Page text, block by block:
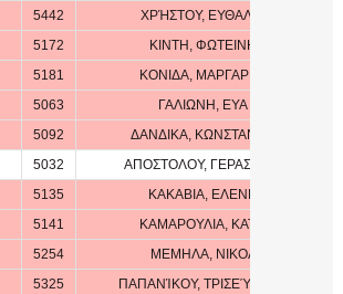
5442
ΧΡΉΣΤΟΥ, ΕΥΘΑΛΊΑ
5172
ΚΙΝΤΗ, ΦΩΤΕΙΝΗ
5181
ΚΟΝΙΔΑ, ΜΑΡΓΑΡΙΤΑ
5063
ΓΑΛΙΩΝΗ, ΕΥΑ
5092
ΔΑΝΔΙΚΑ, ΚΩΝΣΤΑΝΤΙΑ
5032
ΑΠΟΣΤΟΛΟΥ, ΓΕΡΑΣΙΜΟΣ
5135
ΚΑΚΑΒΙΑ, ΕΛΕΝΗ
5141
ΚΑΜΑΡΟΥΛΙΑ, ΚΑΤΙΑ
5254
ΜΕΜΗΛΑ, ΝΙΚΟΛ
5325
ΠΑΠΑΝΊΚΟΥ, ΤΡΙΣΕΎΓΕΝΗ